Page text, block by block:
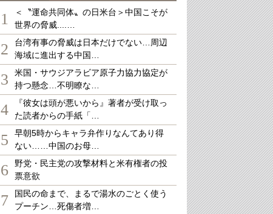
1
＜〝運命共同体〟の日米台＞中国こそが
世界の脅威....…
2
台湾有事の脅威は日本だけでない…周辺
海域に進出する中国…
3
米国・サウジアラビア原子力協力協定が
持つ懸念…不明瞭な…
4
『彼女は頭が悪いから』著者が受け取っ
た読者からの手紙「…
5
早朝5時からキャラ弁作りなんてあり得
ない……中国のお母…
6
野党・民主党の攻撃材料と米有権者の投
票意欲
7
国民の命まで、まるで湯水のごとく使う
プーチン…死傷者増…